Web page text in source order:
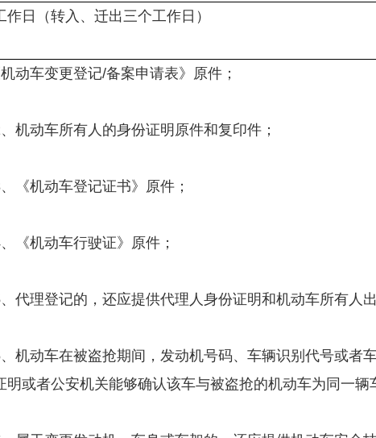
作日（转入、迁出三个工作日）
动车变更登记/备案申请表》原件；
动车所有人的身份证明原件和复印件；
机动车登记证书》原件；
机动车行驶证》原件；
理登记的，还应提供代理人身份证明和机动车所有人出
动车在被盗抢期间，发动机号码、车辆识别代号或者
明或者公安机关能够确认该车与被盗抢的机动车为同一辆